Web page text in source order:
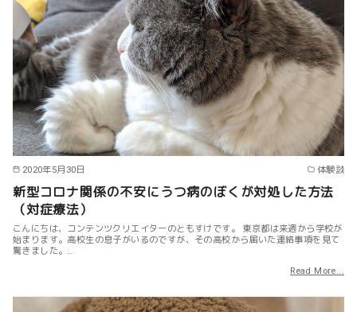
2020年5月30日 体験談
新型コロナ関係の不安にうつ病のぼくが対処した方法
（対症療法）
こんにちは、コンテンツクリエイターのともすけです。 東京都は来週から学校が
始まります。高校生の息子がいるのですが、その高校から届いた連絡事項を見て
驚きました。…
Read More...